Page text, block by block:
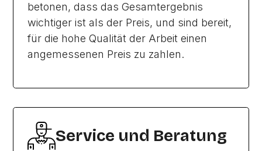
betonen, dass das Gesamtergebnis
wichtiger ist als der Preis, und sind bereit,
für die hohe Qualität der Arbeit einen
angemessenen Preis zu zahlen.
Service und Beratung